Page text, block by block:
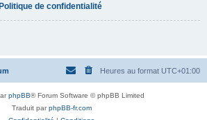
de confidentialité
Heures au format UTC+01:00
phpBB® Forum Software © phpBB Limited
Traduit parphpBB-fr.com